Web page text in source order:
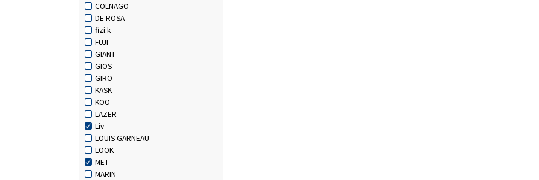
COLNAGO
DE ROSA
fizi:k
FUJI
GIANT
GIOS
GIRO
KASK
KOO
LAZER
Liv
LOUIS GARNEAU
LOOK
MET
MARIN